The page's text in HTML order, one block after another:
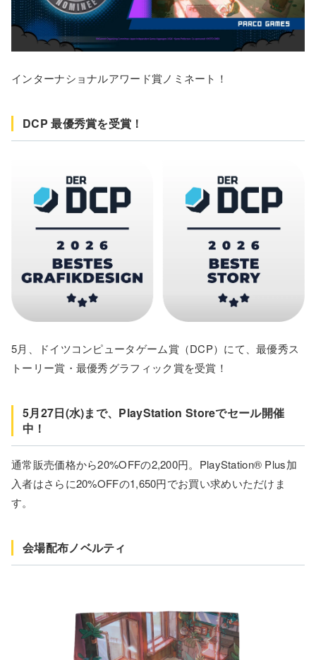
インターナショナルアワード賞ノミネート！
DCP 最優秀賞を受賞！
5月、ドイツコンピュータゲーム賞（DCP）にて、最優秀ス
トーリー賞・最優秀グラフィック賞を受賞！
5月27日(水)まで、PlayStation Storeでセール開催
中！
通常販売価格から20%OFFの2,200円。PlayStation® Plus加
入者はさらに20%OFFの1,650円でお買い求めいただけま
す。
会場配布ノベルティ